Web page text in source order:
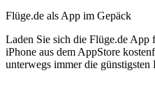
Flüge.de als App im Gepäck
Laden Sie sich die Flüge.de
iPhone aus dem AppStore
unterwegs immer die günstigsten